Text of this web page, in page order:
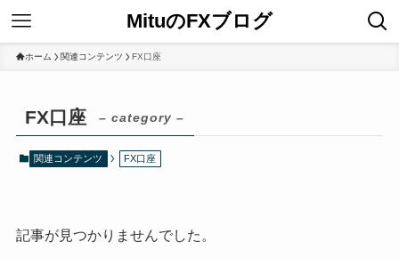
MituのFXブログ
ホーム 関連コンテンツ FX口座
FX口座 – category –
関連コンテンツ FX口座
記事が見つかりませんでした。